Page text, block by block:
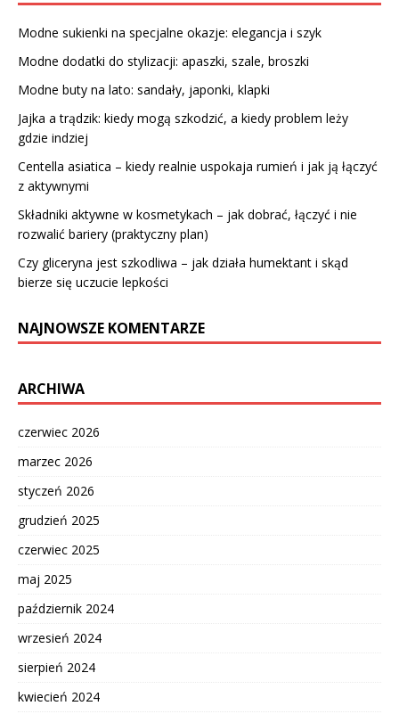
Modne sukienki na specjalne okazje: elegancja i szyk
Modne dodatki do stylizacji: apaszki, szale, broszki
Modne buty na lato: sandały, japonki, klapki
Jajka a trądzik: kiedy mogą szkodzić, a kiedy problem leży
gdzie indziej
Centella asiatica – kiedy realnie uspokaja rumień i jak ją łączyć
z aktywnymi
Składniki aktywne w kosmetykach – jak dobrać, łączyć i nie
rozwalić bariery (praktyczny plan)
Czy gliceryna jest szkodliwa – jak działa humektant i skąd
bierze się uczucie lepkości
NAJNOWSZE KOMENTARZE
ARCHIWA
czerwiec 2026
marzec 2026
styczeń 2026
grudzień 2025
czerwiec 2025
maj 2025
październik 2024
wrzesień 2024
sierpień 2024
kwiecień 2024